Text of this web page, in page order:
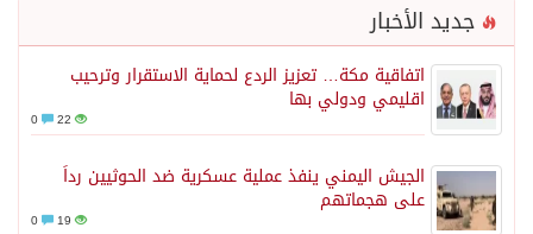
جديد الأخبار
اتفاقية مكة… تعزيز الردع لحماية الاستقرار وترحيب
اقليمي ودولي بها
22
الجيش اليمني ينفذ عملية عسكرية ضد الحوثيين رداً
على هجماتهم
19